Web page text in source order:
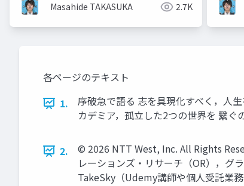
Masahide TAKASUKA 2.7K
各ページのテキスト
1.
序破急で語る 志を具現化すべく，人
カデミア，孤立した2つの世界を 繋ぐ
2.
© 2026 NTT West, Inc. All Rights
レーションズ・リサーチ（OR），グ
TakeSky（Udemy講師や個人受託業